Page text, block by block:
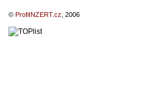
© ProfiINZERT.cz , 2006